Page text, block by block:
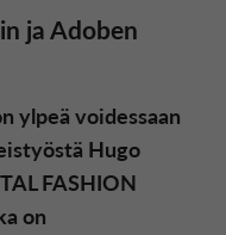
ja Adoben
ylpeä voidessaan
Hugo
FASHION
on